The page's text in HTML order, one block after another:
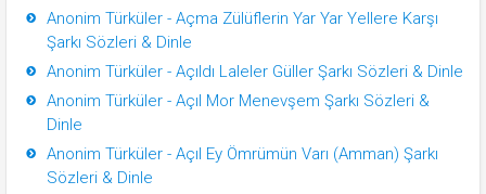
Anonim Türküler - Açma Zülüflerin Yar Yar Yellere Karşı
Şarkı Sözleri & Dinle
Anonim Türküler - Açıldı Laleler Güller Şarkı Sözleri & Dinle
Anonim Türküler - Açıl Mor Menevşem Şarkı Sözleri &
Dinle
Anonim Türküler - Açıl Ey Ömrümün Varı (Amman) Şarkı
Sözleri & Dinle